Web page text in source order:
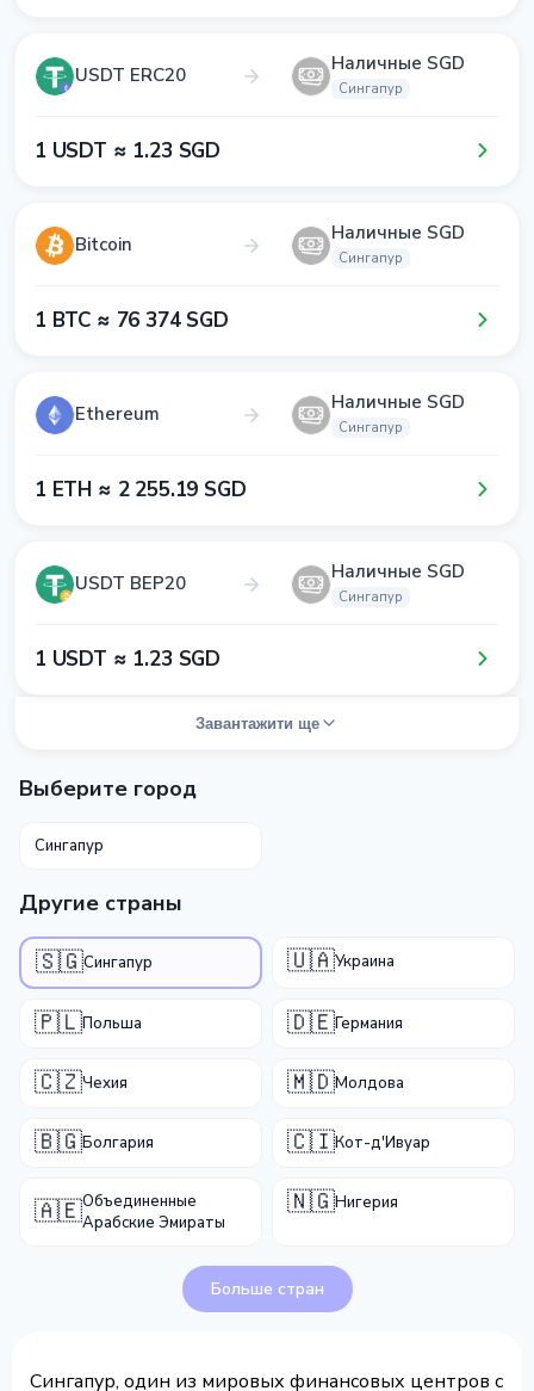
USDT ERC20 Наличные SGD
Сингапур
1​ USDT ≈ 1​.2​3​ SGD
Bitcoin Наличные SGD
Сингапур
1​ BTC ≈ 7​6​ 3​7​4​ SGD
Ethereum Наличные SGD
Сингапур
1​ ETH ≈ 2​ 2​5​5​.1​9​ SGD
USDT BEP20 Наличные SGD
Сингапур
1​ USDT ≈ 1​.2​3​ SGD
Завантажити ще
Выберите город
Сингапур
Другие страны
🇸🇬Сингапур 🇺🇦Украина
🇵🇱Польша 🇩🇪Германия
🇨🇿Чехия 🇲🇩Молдова
🇧🇬Болгария 🇨🇮Кот-д'Ивуар
🇦🇪Объединенные
Арабские Эмираты
🇳🇬Нигерия
Больше стран
Сингапур, один из мировых финансовых центров с